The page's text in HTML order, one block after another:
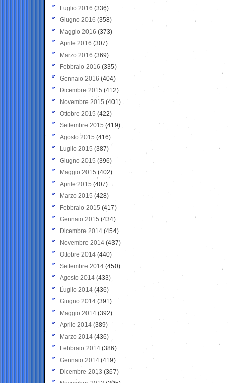
Luglio 2016 (336)
Giugno 2016 (358)
Maggio 2016 (373)
Aprile 2016 (307)
Marzo 2016 (369)
Febbraio 2016 (335)
Gennaio 2016 (404)
Dicembre 2015 (412)
Novembre 2015 (401)
Ottobre 2015 (422)
Settembre 2015 (419)
Agosto 2015 (416)
Luglio 2015 (387)
Giugno 2015 (396)
Maggio 2015 (402)
Aprile 2015 (407)
Marzo 2015 (428)
Febbraio 2015 (417)
Gennaio 2015 (434)
Dicembre 2014 (454)
Novembre 2014 (437)
Ottobre 2014 (440)
Settembre 2014 (450)
Agosto 2014 (433)
Luglio 2014 (436)
Giugno 2014 (391)
Maggio 2014 (392)
Aprile 2014 (389)
Marzo 2014 (436)
Febbraio 2014 (386)
Gennaio 2014 (419)
Dicembre 2013 (367)